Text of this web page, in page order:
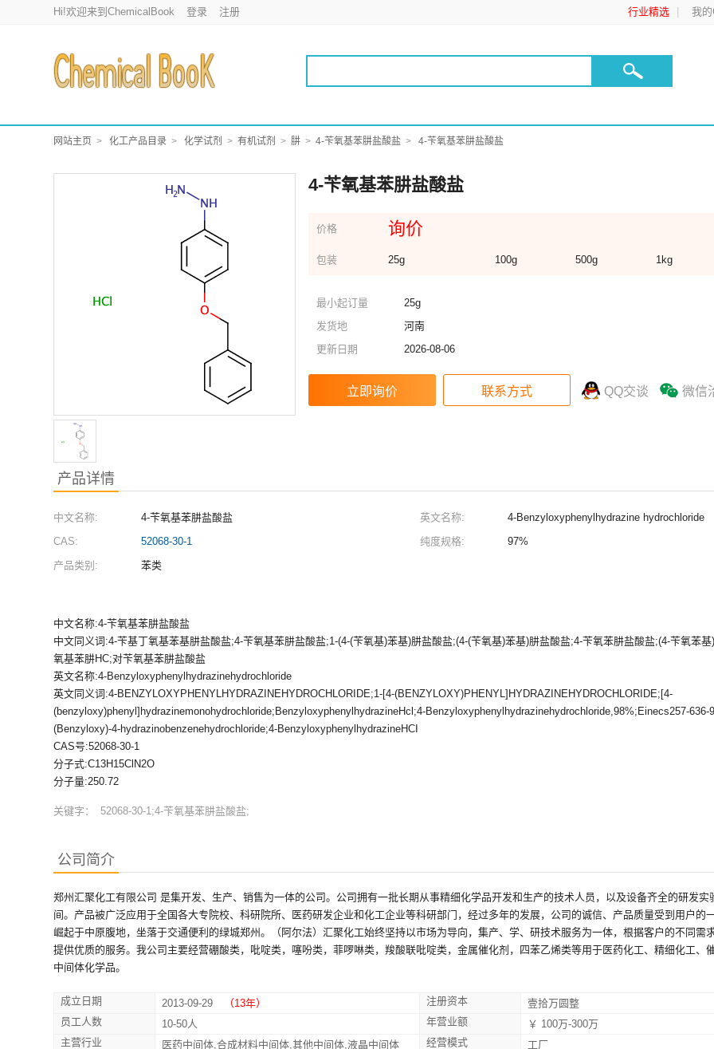
Hi!欢迎来到ChemicalBook 登录 注册 行业精选 我
网站主页 化工产品目录 化学试剂 有机试剂 肼 4-苄氧基苯肼盐酸盐 4-苄氧基苯肼盐酸盐
4-苄氧基苯肼盐酸盐
价格 询价
包装 25g 100g 500g 1kg
最小起订量
25g
发货地
河南
更新日期
2026-08-06
QQ交谈 微信
产品详情
中文名称: 4-苄氧基苯肼盐酸盐 英文名称:
4-Benzyloxyphenylhydrazine hydrochloride
CAS:
52068-30-1 纯度规格:
97%
产品类别:
苯类
中文名称:4-苄氧基苯肼盐酸盐
中文同义词:4-苄基丁氧基苯基肼盐酸盐;4-苄氧基苯肼盐酸盐;1-(4-(苄氧基)苯基)肼盐酸盐;(4-(苄氧基)苯基)肼盐酸盐;4-苄氧苯肼盐酸盐;(4-苄氧苯
氧基苯肼HC;对苄氧基苯肼盐酸盐
英文名称:4-Benzyloxyphenylhydrazinehydrochloride
英文同义词:4-BENZYLOXYPHENYLHYDRAZINEHYDROCHLORIDE;1-[4-(BENZYLOXY)PHENYL]HYDRAZINEHYDROCHLORIDE;[4-
(benzyloxy)phenyl]hydrazinemonohydrochloride;BenzyloxyphenylhydrazineHcl;4-Benzyloxyphenylhydrazinehydrochloride,98%;Einecs257-636-
(Benzyloxy)-4-hydrazinobenzenehydrochloride;4-BenzyloxyphenylhydrazineHCI
CAS号:52068-30-1
分子式:C13H15ClN2O
分子量:250.72
关键字： 52068-30-1;4-苄氧基苯肼盐酸盐;
公司简介
郑州汇聚化工有限公司 是集开发、生产、销售为一体的公司。公司拥有一批长期从事精细化学品开发和生产的技术人员，以及设备齐全的研发实
间。产品被广泛应用于全国各大专院校、科研院所、医药研发企业和化工企业等科研部门，经过多年的发展，公司的诚信、产品质量受到用户的
崛起于中原腹地，坐落于交通便利的绿城郑州。（阿尔法）汇聚化工始终坚持以市场为导向，集产、学、研技术服务为一体，根据客户的不同需
提供优质的服务。我公司主要经营硼酸类，吡啶类，噻吩类，菲啰啉类，羧酸联吡啶类，金属催化剂，四苯乙烯类等用于医药化工、精细化工、
中间体化学品。
成立日期 2013-09-29 （13年） 注册资本
壹拾万圆整
员工人数
10-50人 年营业额
￥ 100万-300万
主营行业
医药中间体,合成材料中间体,其他中间体,液晶中间体 经营模式 工厂